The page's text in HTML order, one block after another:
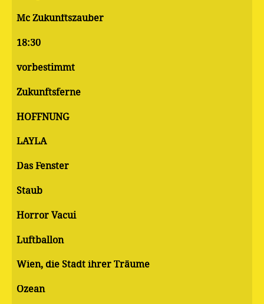
Mc Zukunftszauber
18:30
vorbestimmt
Zukunftsferne
HOFFNUNG
LAYLA
Das Fenster
Staub
Horror Vacui
Luftballon
Wien, die Stadt ihrer Träume
Ozean